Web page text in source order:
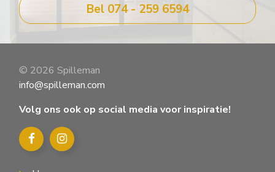
Bel 074 - 259 6594
© 2026 Spilleman
info@spilleman.com
Volg ons ook op social media voor inspiratie!